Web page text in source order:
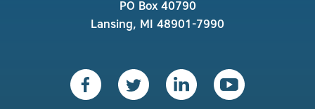
PO Box 40790
Lansing, MI 48901-7990